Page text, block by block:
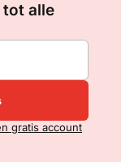
alle
gratis account